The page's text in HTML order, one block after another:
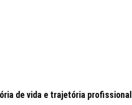
de vida e trajetória profissional